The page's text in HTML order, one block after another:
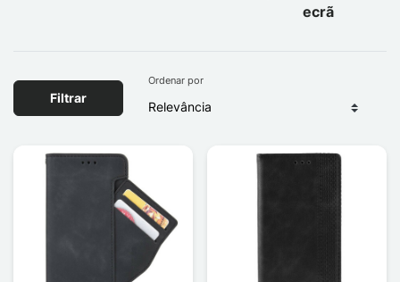
ecrã
Filtrar
Ordenar por